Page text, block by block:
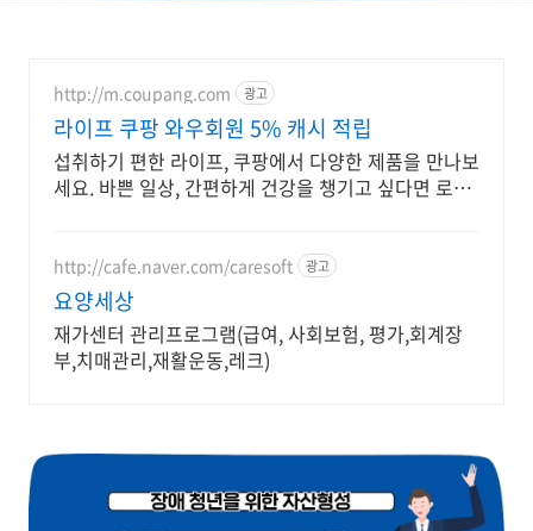
http://m.coupang.com 광고
라이프 쿠팡 와우회원 5% 캐시 적립
섭취하기 편한 라이프, 쿠팡에서 다양한 제품을 만나보
세요. 바쁜 일상, 간편하게 건강을 챙기고 싶다면 로켓
http://cafe.naver.com/caresoft 광고
요양세상
재가센터 관리프로그램(급여, 사회보험, 평가,회계장
부,치매관리,재활운동,레크)